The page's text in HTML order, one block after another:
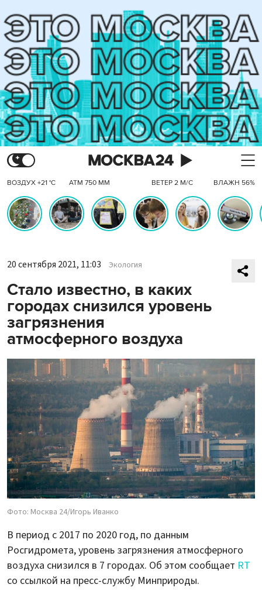
ВОЗДУХ +21 °C АТМ 750 ММ ВЕТЕР 2 М/С ВЛАЖН 56%
20 сентября 2021, 11:03 Экология
Стало известно, в каких
городах снизился уровень
загрязнения
атмосферного воздуха
Фото: Москва 24/Игорь Иванко
В период с 2017 по 2020 год, по данным
Росгидромета, уровень загрязнения атмосферного
воздуха снизился в 7 городах. Об этом сообщает RT
со ссылкой на пресс-службу Минприроды.